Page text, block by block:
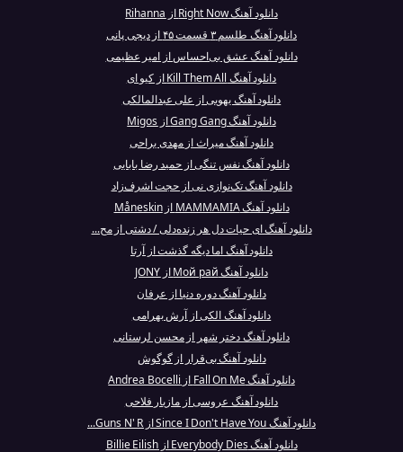
دانلود آهنگ Right Now از Rihanna
دانلود آهنگ طلسم ۳ قسمت ۴۵ از دیجی پانی
دانلود آهنگ عشق بی‌احساس از امیر عظیمی
دانلود آهنگ Kill Them All از کیو ای
دانلود آهنگ یهویی از علی عبدالمالکی
دانلود آهنگ Gang Gang از Migos
دانلود آهنگ میراث از مهدی یراحی
دانلود آهنگ نفس تنگی از حمید رضا بابایی
دانلود آهنگ تک‌نوازی نی از حجت اشرف‌زاد
دانلود آهنگ MAMMAMIA از Måneskin
دانلود آهنگ ای حیات دل هر زنده‌دلی / دشتی از مح...
دانلود آهنگ اما دیگه گذشت از آرتا
دانلود آهنگ Мой рай از JONY
دانلود آهنگ دوره دنیا از عرفان
دانلود آهنگ الکی از آرش بهرامی
دانلود آهنگ دختر شهر از محسن لرستانی
دانلود آهنگ بی‌قرار از گوگوش
دانلود آهنگ Fall On Me از Andrea Bocelli
دانلود آهنگ عروسی از مازیار فلاحی
دانلود آهنگ Since I Don't Have You از Guns N' R...
دانلود آهنگ Everybody Dies از Billie Eilish